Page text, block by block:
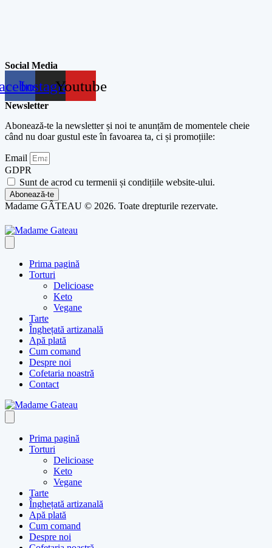
Social Media
InstagramYoutube
Newsletter
Abonează-te la newsletter și noi te anunțăm de momentele cheie
când nu doar gustul este în favoarea ta, ci și promoțiile:
Email
GDPR
Sunt de acrod cu termenii și condițiile website-ului.
Abonează-te
Madame GÂTEAU © 2026. Toate drepturile rezervate.
Prima pagină
Torturi
Delicioase
Keto
Vegane
Tarte
Înghețată artizanală
Apă plată
Cum comand
Despre noi
Cofetaria noastră
Contact
Prima pagină
Torturi
Delicioase
Keto
Vegane
Tarte
Înghețată artizanală
Apă plată
Cum comand
Despre noi